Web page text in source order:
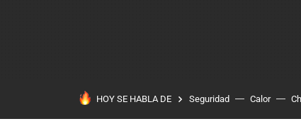
HOY SE HABLA DE Seguridad Calor